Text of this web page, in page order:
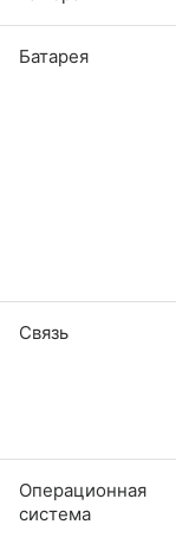
Батарея
Связь
Операционная
система